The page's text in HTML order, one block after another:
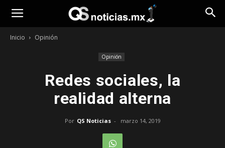
Inicio Opinión
Opinión
Redes sociales, la
realidad alterna
Por QS Noticias - marzo 14, 2019